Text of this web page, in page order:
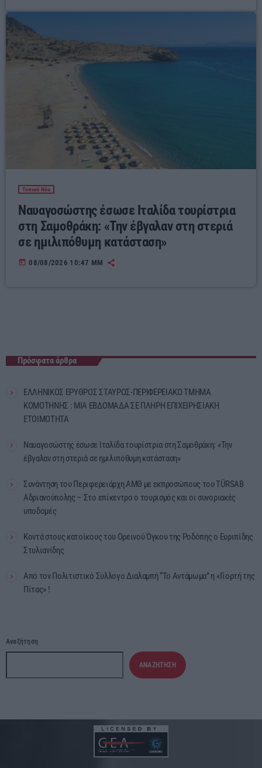
Τοπικά Νέα
Ναυαγοσώστης έσωσε Ιταλίδα τουρίστρια
στη Σαμοθράκη: «Την έβγαλαν στη στεριά
σε ημιλιπόθυμη κατάσταση»
today 08/08/2026 10:47 ΜΜ
Πρόσφατα άρθρα
ΕΛΛΗΝΙΚΟΣ ΕΡΥΘΡΟΣ ΣΤΑΥΡΟΣ-ΠΕΡΙΦΕΡΕΙΑΚΟ ΤΜΗΜΑ
ΚΟΜΟΤΗΝΗΣ : ΜΙΑ ΕΒΔΟΜΑΔΑ ΣΕ ΠΛΗΡΗ ΕΠΙΧΕΙΡΗΣΙΑΚΗ
ΕΤΟΙΜΟΤΗΤΑ
Ναυαγοσώστης έσωσε Ιταλίδα τουρίστρια στη Σαμοθράκη: «Την
έβγαλαν στη στεριά σε ημιλιπόθυμη κατάσταση»
Συνάντηση του Περιφερειάρχη ΑΜΘ με εκπροσώπους του TÜRSAB
Αδριανούπολης – Στο επίκεντρο ο τουρισμός και οι συνοριακές
υποδομές
Κοντά στους κατοίκους του Ορεινού Όγκου της Ροδόπης ο Ευριπίδης
Στυλιανίδης
Από τον Πολιτιστικό Σύλλογο Διαλαμπή “Το Αντάμωμα” η «Γιορτή της
Πίτας» !
Αναζήτηση
ΑΝΑΖΉΤΗΣΗ